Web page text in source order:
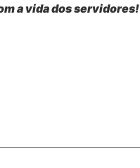
a vida dos servidores!